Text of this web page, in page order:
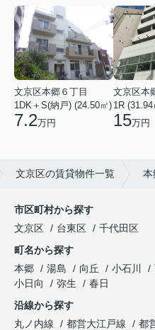
文京区本郷６丁目
1DK＋S(納戸) (24.50㎡)
7.2万円
文京区本
1R (31.94
15万円
文京区の賃貸物件一覧 本
市区町村から探す
文京区
台東区
千代田区
町名から探す
本郷
湯島 向丘 小石川
小日向
弥生
春日
沿線から探す
丸ノ内線
都営大江戸線 都